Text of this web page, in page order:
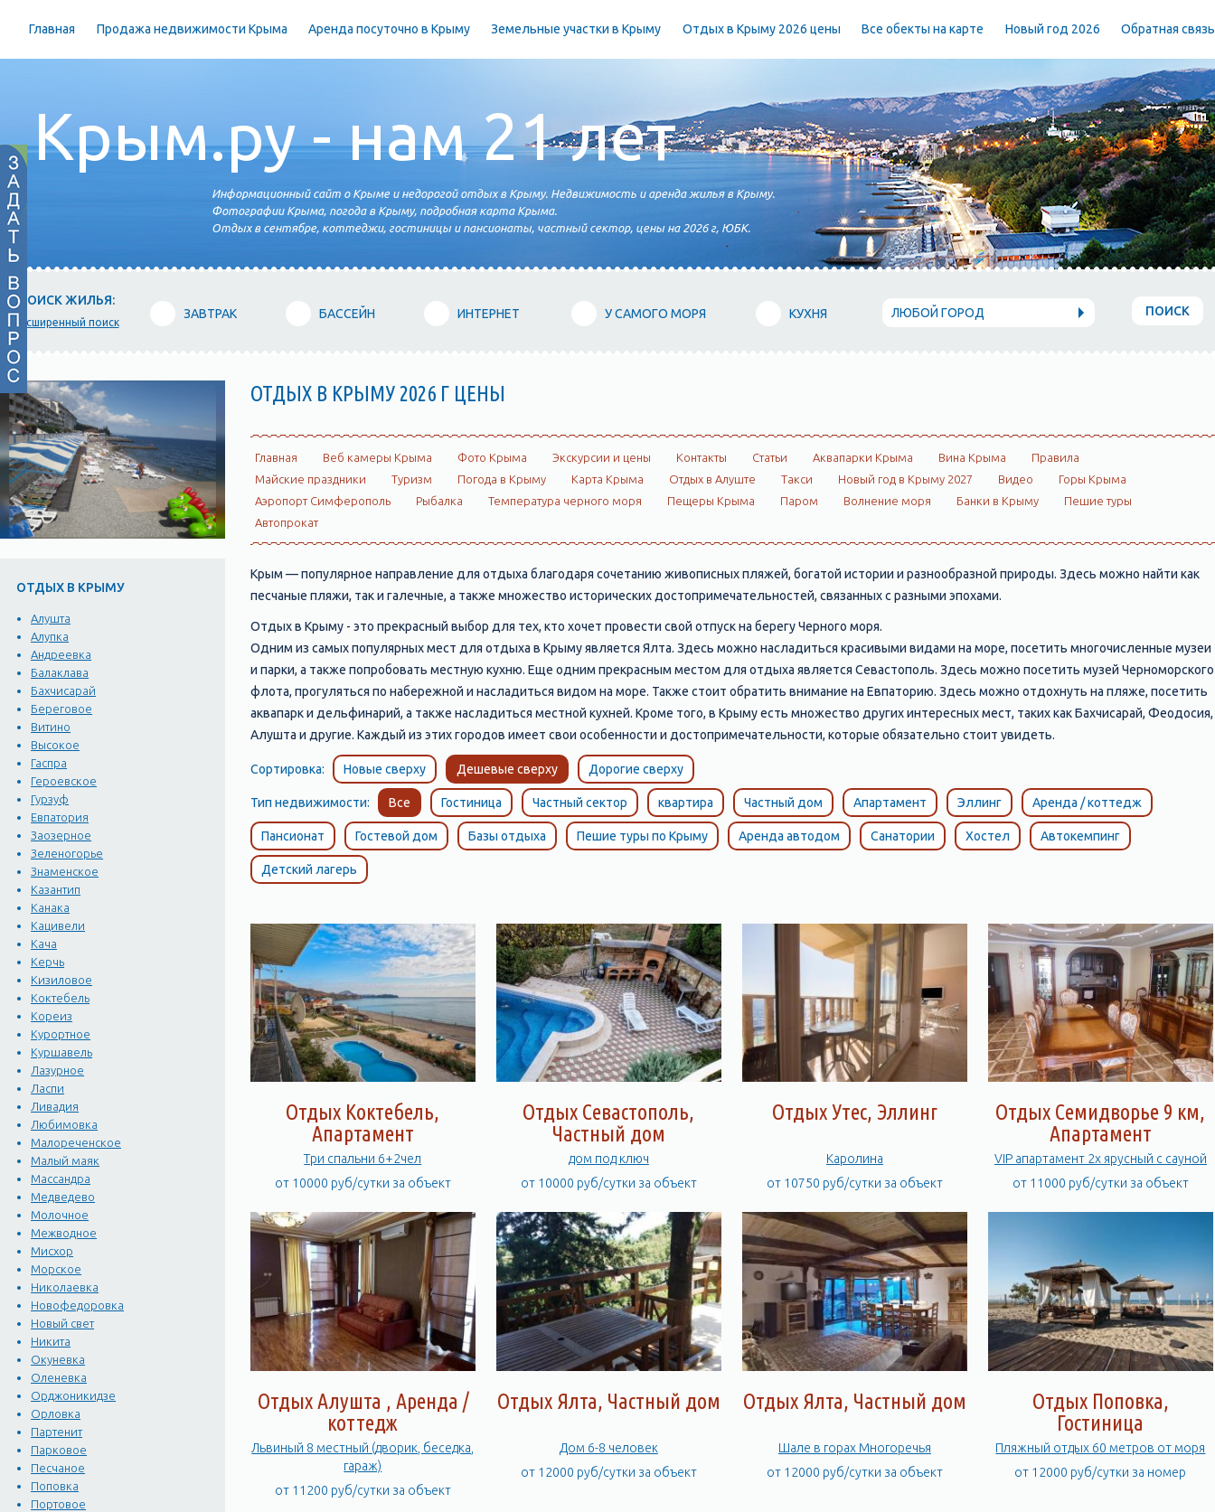
Главная Продажа недвижимости Крыма Аренда посуточно в Крыму Земельные участки в Крыму Отдых в Крыму 2026 цены Все обекты на карте Новый год 2026 Обратная связь
Крым.ру - нам 21 лет
Информационный сайт о Крыме и недорогой отдых в Крыму. Недвижимость и аренда жилья в Крыму.
Фотографии Крыма, погода в Крыму, подробная карта Крыма.
Отдых в сентябре, коттеджи, гостиницы и пансионаты, частный сектор, цены на 2026 г, ЮБК.
ПОИСК ЖИЛЬЯ:
расширенный поиск
ЗАВТРАК БАССЕЙН ИНТЕРНЕТ У САМОГО МОРЯ КУХНЯ ЛЮБОЙ ГОРОД ПОИСК
ОТДЫХ В КРЫМУ
Алушта
Алупка
Андреевка
Балаклава
Бахчисарай
Береговое
Витино
Высокое
Гаспра
Героевское
Гурзуф
Евпатория
Заозерное
Зеленогорье
Знаменское
Казантип
Канака
Кацивели
Кача
Керчь
Кизиловое
Коктебель
Кореиз
Курортное
Куршавель
Лазурное
Ласпи
Ливадия
Любимовка
Малореченское
Малый маяк
Массандра
Медведево
Молочное
Межводное
Мисхор
Морское
Николаевка
Новофедоровка
Новый свет
Никита
Окуневка
Оленевка
Орджоникидзе
Орловка
Партенит
Парковое
Песчаное
Поповка
Портовое
ОТДЫХ В КРЫМУ 2026 Г ЦЕНЫ
Главная Веб камеры Крыма Фото Крыма Экскурсии и цены Контакты Статьи Аквапарки Крыма Вина Крыма
Правила
Майские праздники
Туризм Погода в Крыму Карта Крыма Отдых в Алуште Такси Новый год в Крыму 2027 Видео
Горы Крыма
Аэропорт Симферополь
Рыбалка Температура черного моря Пещеры Крыма Паром Волнение моря Банки в Крыму
Пешие туры
Автопрокат
Крым — популярное направление для отдыха благодаря сочетанию живописных пляжей, богатой истории и разнообразной природы. Здесь можно найти как
песчаные пляжи, так и галечные, а также множество исторических достопримечательностей, связанных с разными эпохами.
Отдых в Крыму - это прекрасный выбор для тех, кто хочет провести свой отпуск на берегу Черного моря.
Одним из самых популярных мест для отдыха в Крыму является Ялта. Здесь можно насладиться красивыми видами на море, посетить многочисленные музеи
и парки, а также попробовать местную кухню. Еще одним прекрасным местом для отдыха является Севастополь. Здесь можно посетить музей Черноморского
флота, прогуляться по набережной и насладиться видом на море. Также стоит обратить внимание на Евпаторию. Здесь можно отдохнуть на пляже, посетить
аквапарк и дельфинарий, а также насладиться местной кухней. Кроме того, в Крыму есть множество других интересных мест, таких как Бахчисарай, Феодосия,
Алушта и другие. Каждый из этих городов имеет свои особенности и достопримечательности, которые обязательно стоит увидеть.
Сортировка: Новые сверху Дешевые сверху Дорогие сверху
Тип недвижимости: Все Гостиница Частный сектор квартира Частный дом Апартамент Эллинг Аренда / коттедж
Пансионат Гостевой дом Базы отдыха Пешие туры по Крыму Аренда автодом Санатории Хостел Автокемпинг
Детский лагерь
Отдых Коктебель,
Апартамент
Три спальни 6+2чел
от 10000 руб/сутки за объект
Отдых Севастополь,
Частный дом
дом под ключ
от 10000 руб/сутки за объект
Отдых Утес, Эллинг
Каролина
от 10750 руб/сутки за объект
Отдых Семидворье 9 км,
Апартамент
VIP апартамент 2х ярусный с сауной
от 11000 руб/сутки за объект
Отдых Алушта , Аренда /
коттедж
Львиный 8 местный (дворик, беседка,
гараж)
от 11200 руб/сутки за объект
Отдых Ялта, Частный дом
Дом 6-8 человек
от 12000 руб/сутки за объект
Отдых Ялта, Частный дом
Шале в горах Многоречья
от 12000 руб/сутки за объект
Отдых Поповка,
Гостиница
Пляжный отдых 60 метров от моря
от 12000 руб/сутки за номер